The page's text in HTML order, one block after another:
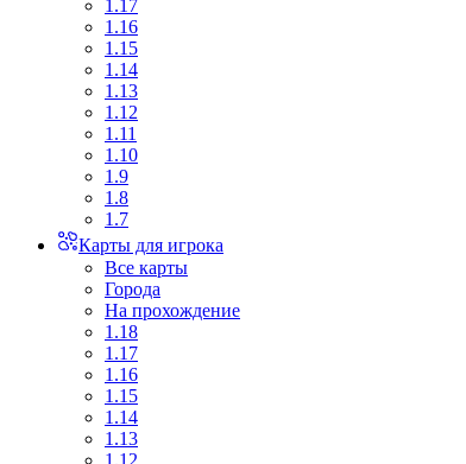
1.17
1.16
1.15
1.14
1.13
1.12
1.11
1.10
1.9
1.8
1.7
Карты для игрока
Все карты
Города
На прохождение
1.18
1.17
1.16
1.15
1.14
1.13
1.12